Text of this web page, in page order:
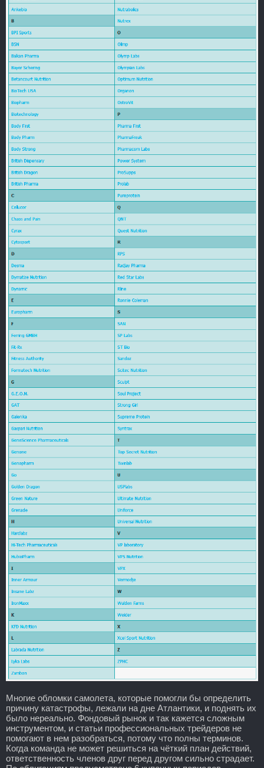
Многие обломки самолета, которые помогли бы определить
причину катастрофы, лежали на дне Атлантики, и поднять их
было нереально. Фондовый рынок и так кажется сложным
инструментом, и статьи профессиональных трейдеров не
помогают в нем разобраться, потому что полны терминов.
Когда команда не может решиться на чёткий план действий,
ответственность членов друг перед другом сильно страдает.